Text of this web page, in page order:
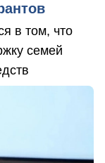
в том, что
семей